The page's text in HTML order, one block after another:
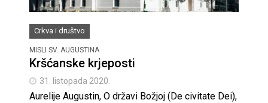
Crkva i društvo
MISLI SV. AUGUSTINA
Kršćanske krjeposti
31. listopada 2020.
Aurelije Augustin, O državi Božjoj (De civitate Dei),